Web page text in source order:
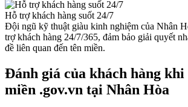
Hỗ trợ khách hàng suốt 24/7
Đội ngũ kỹ thuật giàu kinh nghiệm của Nhân
trợ khách hàng 24/7/365, đảm bảo giải quyết
đề liên quan đến tên miền.
Đánh giá của khách hàng khi
miền .gov.vn tại Nhân Hòa